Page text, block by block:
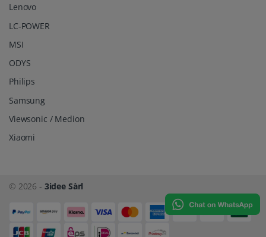
Lenovo
LC-POWER
MSI
ODYS
Philips
Samsung
Viewsonic / Medion
Xiaomi
© 2026 - 3idee Sàrl